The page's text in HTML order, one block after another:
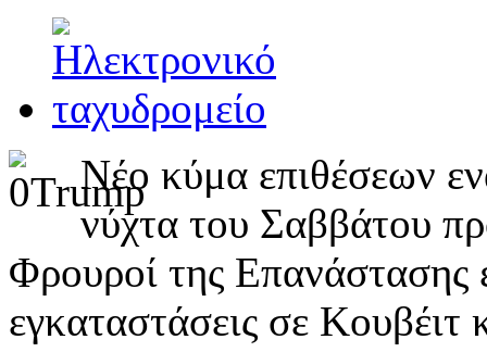
Νέο κύμα επιθέσεων
νύχτα του Σαββάτου
Φρουροί της Επανάστασης
εγκαταστάσεις σε Κουβέιτ